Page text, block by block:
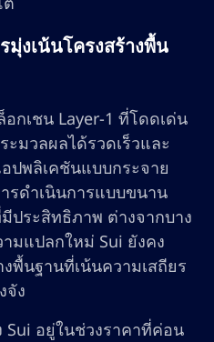
มุ่งเน้นโครงสร้างพื้น
กเชน Layer-1 ที่โดดเด่น
มวลผลได้รวดเร็วและ
ปพลิเคชันแบบกระจาย
รดำเนินการแบบขนาน
ประสิทธิภาพ ต่างจากบาง
มแปลกใหม่ Sui ยังคง
พื้นฐานที่เน้นความเสถียร
จัง
Sui อยู่ในช่วงราคาที่ค่อน